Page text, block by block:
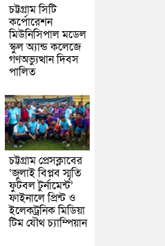
চট্টগ্রাম সিটি
কর্পোরেশন
মিউনিসিপাল মডেল
স্কুল অ্যান্ড কলেজে
গণঅভ্যুত্থান দিবস
পালিত
চট্টগ্রাম প্রেসক্লাবের
‘জুলাই বিপ্লব স্মৃতি
ফুটবল টুর্নামেন্ট’
ফাইনালে প্রিন্ট ও
ইলেকট্রনিক মিডিয়া
টিম যৌথ চ্যাম্পিয়ান